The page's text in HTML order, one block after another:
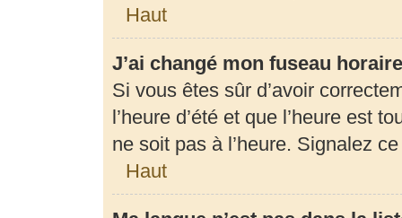
Haut
J’ai changé mon fuseau
Si vous êtes sûr d’avoir
l’heure d’été et que l’heure est
ne soit pas à l’heure. Signalez
Haut